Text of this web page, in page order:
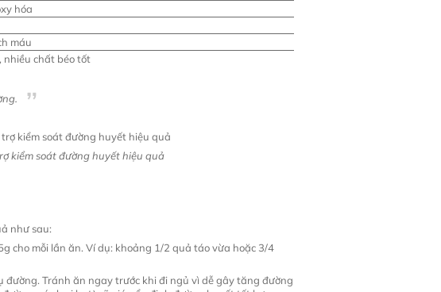
hóa
máu
nhiều chất béo tốt
kiểm soát đường huyết hiệu quả
như sau:
cho mỗi lần ăn. Ví dụ: khoảng 1/2 quả táo vừa hoặc 3/4
Tránh ăn ngay trước khi đi ngủ vì dễ gây tăng đường